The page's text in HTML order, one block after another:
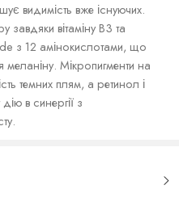
видимість вже існуючих.
завдяки вітаміну B3 та
з 12 амінокислотами, що
меланіну. Мікропигменти на
темних плям, а ретинол і
в синергії з